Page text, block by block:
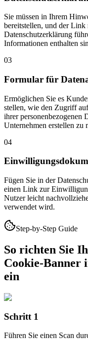
Sie müssen in Ihrem
bereitstellen, und der Link
Datenschutzerklärung
Informationen enthalten
03
Formular für
Ermöglichen Sie es
stellen, wie den Zugriff
ihrer personenbezogenen
Unternehmen erstellen zu
04
Fügen Sie in der
einen Link zur
Nutzer leicht
verwendet wird.
Step-by-Step Guide
So richten Sie
Cookie-Banner
ein
Schritt 1
Führen Sie einen Scan